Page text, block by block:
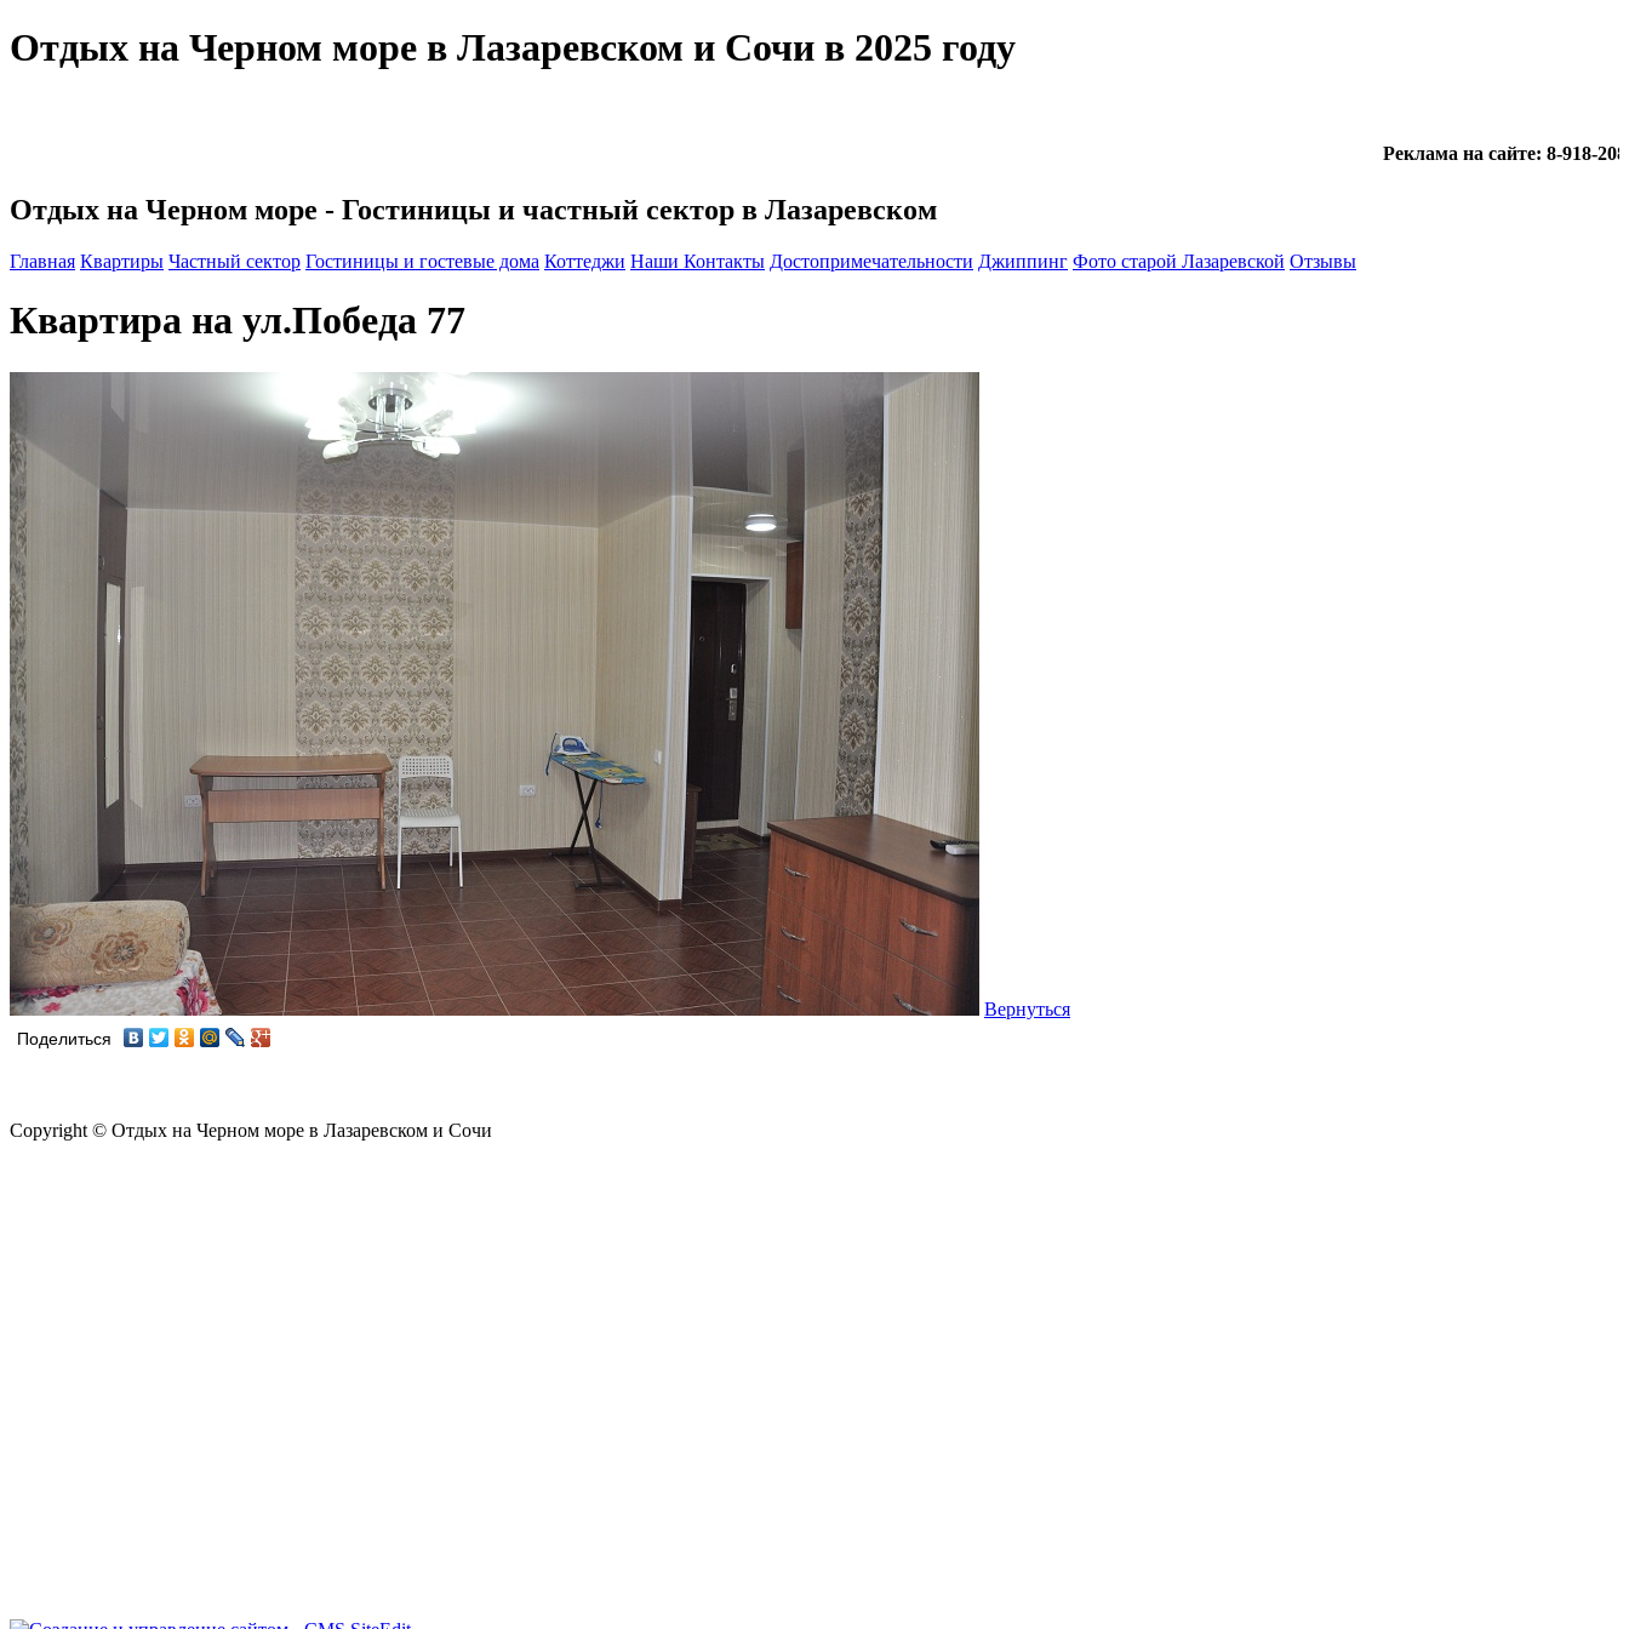
Отдых на Черном море в Лазаревском и Сочи в 2025 году
Реклама на сайте: 8-918-208-
Отдых на Черном море - Гостиницы и частный сектор в Лазаревском
Главная Квартиры Частный сектор Гостиницы и гостевые дома Коттеджи Наши Контакты Достопримечательности Джиппинг Фото старой Лазаревской Отзывы
Квартира на ул.Победа 77
Вернуться
Поделиться
Copyright © Отдых на Черном море в Лазаревском и Сочи